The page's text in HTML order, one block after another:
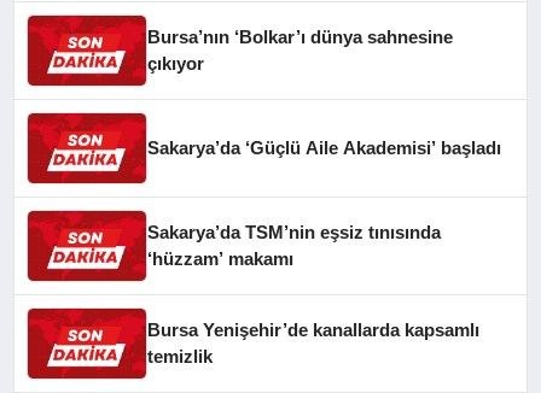
Bursa’nın ‘Bolkar’ı dünya sahnesine
çıkıyor
Sakarya’da ‘Güçlü Aile Akademisi’ başladı
Sakarya’da TSM’nin eşsiz tınısında
‘hüzzam’ makamı
Bursa Yenişehir’de kanallarda kapsamlı
temizlik